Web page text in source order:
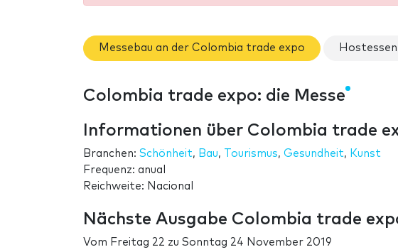
Messebau an der Colombia trade expo
Colombia trade expo: die Messe
Informationen über Colombia trade
Branchen: Schönheit, Bau, Tourismus, Gesundheit, Kunst
Frequenz: anual
Reichweite: Nacional
Nächste Ausgabe Colombia trade
Vom Freitag 22 zu Sonntag 24 November 2019